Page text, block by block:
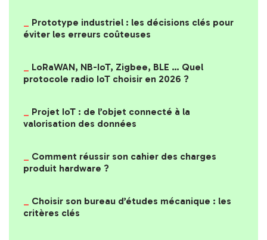
Prototype industriel : les décisions clés pour
éviter les erreurs coûteuses
LoRaWAN, NB-IoT, Zigbee, BLE … Quel
protocole radio IoT choisir en 2026 ?
Projet IoT : de l’objet connecté à la
valorisation des données
Comment réussir son cahier des charges
produit hardware ?
Choisir son bureau d’études mécanique : les
critères clés